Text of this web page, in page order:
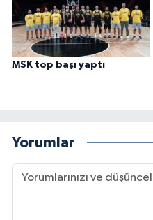
MSK top başı yaptı
Yorumlar